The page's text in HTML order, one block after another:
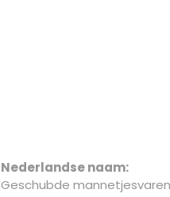
Nederlandse naam:
Geschubde mannetjesvaren